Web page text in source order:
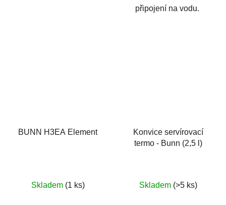
připojení na vodu.
BUNN H3EA Element
Skladem (1 ks)
Konvice servírovací
termo - Bunn (2,5 l)
Skladem (>5 ks)